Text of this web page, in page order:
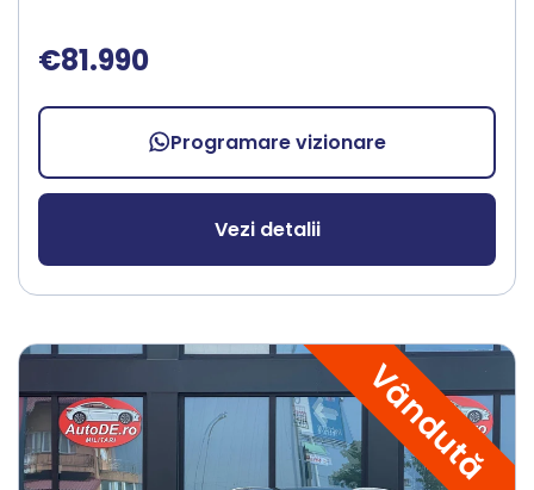
€81.990
Programare vizionare
Vezi detalii
Vândută